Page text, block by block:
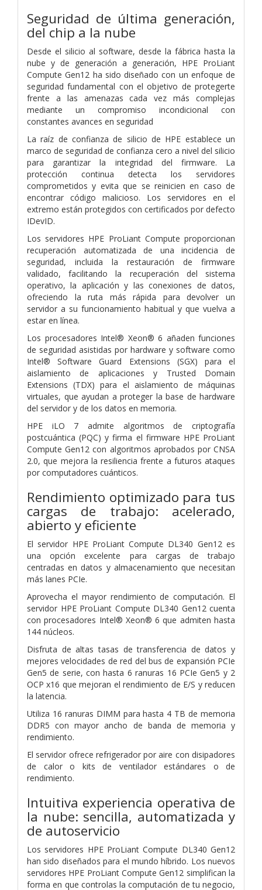
Seguridad de última generación,
del chip a la nube
Desde el silicio al software, desde la fábrica hasta la
nube y de generación a generación, HPE ProLiant
Compute Gen12 ha sido diseñado con un enfoque de
seguridad fundamental con el objetivo de protegerte
frente a las amenazas cada vez más complejas
mediante un compromiso incondicional con
constantes avances en seguridad
La raíz de confianza de silicio de HPE establece un
marco de seguridad de confianza cero a nivel del silicio
para garantizar la integridad del firmware. La
protección continua detecta los servidores
comprometidos y evita que se reinicien en caso de
encontrar código malicioso. Los servidores en el
extremo están protegidos con certificados por defecto
IDevID.
Los servidores HPE ProLiant Compute proporcionan
recuperación automatizada de una incidencia de
seguridad, incluida la restauración de firmware
validado, facilitando la recuperación del sistema
operativo, la aplicación y las conexiones de datos,
ofreciendo la ruta más rápida para devolver un
servidor a su funcionamiento habitual y que vuelva a
estar en línea.
Los procesadores Intel® Xeon® 6 añaden funciones
de seguridad asistidas por hardware y software como
Intel® Software Guard Extensions (SGX) para el
aislamiento de aplicaciones y Trusted Domain
Extensions (TDX) para el aislamiento de máquinas
virtuales, que ayudan a proteger la base de hardware
del servidor y de los datos en memoria.
HPE iLO 7 admite algoritmos de criptografía
postcuántica (PQC) y firma el firmware HPE ProLiant
Compute Gen12 con algoritmos aprobados por CNSA
2.0, que mejora la resiliencia frente a futuros ataques
por computadores cuánticos.
Rendimiento optimizado para tus
cargas de trabajo: acelerado,
abierto y eficiente
El servidor HPE ProLiant Compute DL340 Gen12 es
una opción excelente para cargas de trabajo
centradas en datos y almacenamiento que necesitan
más lanes PCIe.
Aprovecha el mayor rendimiento de computación. El
servidor HPE ProLiant Compute DL340 Gen12 cuenta
con procesadores Intel® Xeon® 6 que admiten hasta
144 núcleos.
Disfruta de altas tasas de transferencia de datos y
mejores velocidades de red del bus de expansión PCIe
Gen5 de serie, con hasta 6 ranuras 16 PCIe Gen5 y 2
OCP x16 que mejoran el rendimiento de E/S y reducen
la latencia.
Utiliza 16 ranuras DIMM para hasta 4 TB de memoria
DDR5 con mayor ancho de banda de memoria y
rendimiento.
El servidor ofrece refrigerador por aire con disipadores
de calor o kits de ventilador estándares o de
rendimiento.
Intuitiva experiencia operativa de
la nube: sencilla, automatizada y
de autoservicio
Los servidores HPE ProLiant Compute DL340 Gen12
han sido diseñados para el mundo híbrido. Los nuevos
servidores HPE ProLiant Compute Gen12 simplifican la
forma en que controlas la computación de tu negocio,